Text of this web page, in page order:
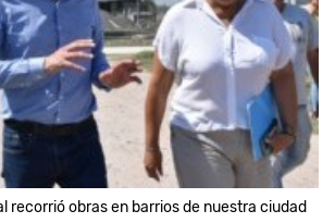
recorrió obras en barrios de nuestra ciudad